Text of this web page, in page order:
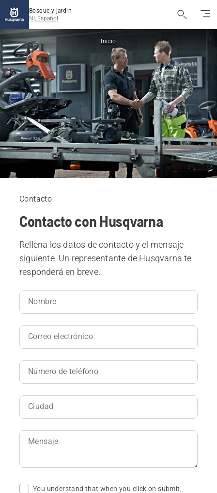
Bosque y jardín
NI, Español
Inicio
Contacto
Contacto con Husqvarna
Rellena los datos de contacto y el mensaje
siguiente. Un representante de Husqvarna te
responderá en breve.
Nombre
Correo electrónico
Número de teléfono
Ciudad
Mensaje
You understand that when you click on submit,